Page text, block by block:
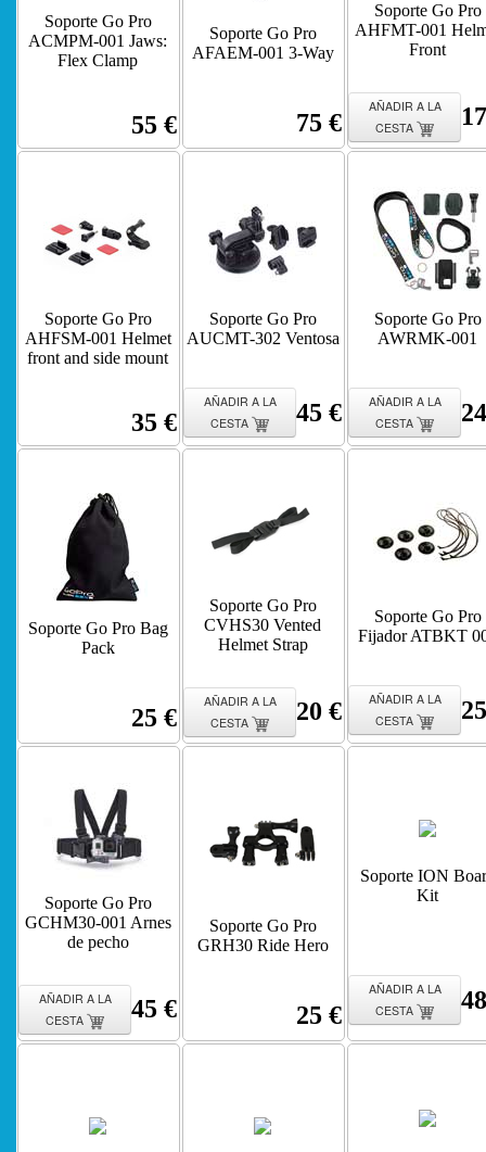
Soporte Go Pro
ACMPM-001 Jaws:
Flex Clamp
55 €
Soporte Go Pro
AFAEM-001 3-Way
75 €
Soporte Go Pro
AHFMT-001
Front
AÑADIR A LA
CESTA
Soporte Go Pro
AHFSM-001 Helmet
front and side mount
35 €
Soporte Go Pro
AUCMT-302 Ventosa
AÑADIR A LA
CESTA
45 €
Soporte Go Pro
AWRMK-001
AÑADIR A LA
CESTA
Soporte Go Pro Bag
Pack
25 €
Soporte Go Pro
CVHS30 Vented
Helmet Strap
AÑADIR A LA
CESTA
20 €
Soporte Go Pro
Fijador ATBKT
AÑADIR A LA
CESTA
Soporte Go Pro
GCHM30-001 Arnes
de pecho
AÑADIR A LA
CESTA
45 €
Soporte Go Pro
GRH30 Ride Hero
25 €
Soporte ION
Kit
AÑADIR A LA
CESTA